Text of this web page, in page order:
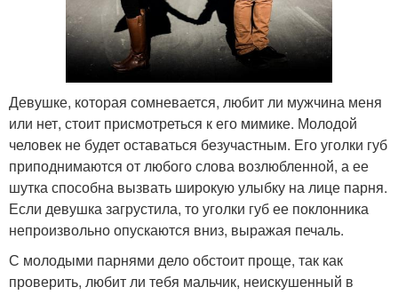
Девушке, которая сомневается, любит ли мужчина меня
или нет, стоит присмотреться к его мимике. Молодой
человек не будет оставаться безучастным. Его уголки губ
приподнимаются от любого слова возлюбленной, а ее
шутка способна вызвать широкую улыбку на лице парня.
Если девушка загрустила, то уголки губ ее поклонника
непроизвольно опускаются вниз, выражая печаль.
С молодыми парнями дело обстоит проще, так как
проверить, любит ли тебя мальчик, неискушенный в